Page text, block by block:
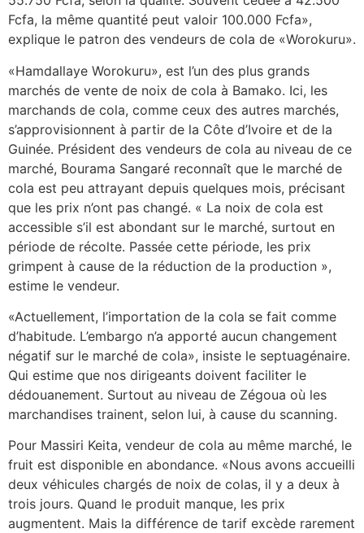
Fcfa, la même quantité peut valoir 100.000 Fcfa»,
explique le patron des vendeurs de cola de «Worokuru».
«Hamdallaye Worokuru», est l’un des plus grands
marchés de vente de noix de cola à Bamako. Ici, les
marchands de cola, comme ceux des autres marchés,
s’approvisionnent à partir de la Côte d’Ivoire et de la
Guinée. Président des vendeurs de cola au niveau de ce
marché, Bourama Sangaré reconnaît que le marché de
cola est peu attrayant depuis quelques mois, précisant
que les prix n’ont pas changé. « La noix de cola est
accessible s’il est abondant sur le marché, surtout en
période de récolte. Passée cette période, les prix
grimpent à cause de la réduction de la production »,
estime le vendeur.
«Actuellement, l’importation de la cola se fait comme
d’habitude. L’embargo n’a apporté aucun changement
négatif sur le marché de cola», insiste le septuagénaire.
Qui estime que nos dirigeants doivent faciliter le
dédouanement. Surtout au niveau de Zégoua où les
marchandises trainent, selon lui, à cause du scanning.
Pour Massiri Keita, vendeur de cola au même marché, le
fruit est disponible en abondance. «Nous avons accueilli
deux véhicules chargés de noix de colas, il y a deux à
trois jours. Quand le produit manque, les prix
augmentent. Mais la différence de tarif excède rarement